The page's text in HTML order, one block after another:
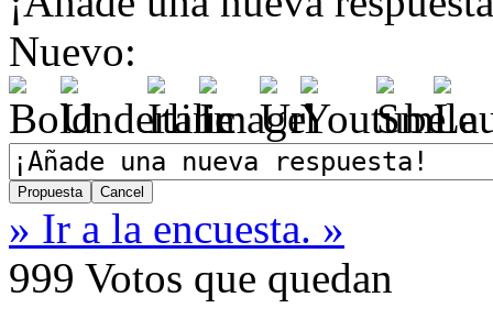
Nuevo:
» Ir a la encuesta. »
999 Votos que quedan